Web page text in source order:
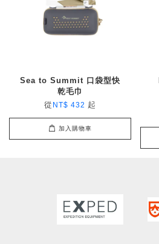
Sea to Summit 口袋型快
乾毛巾
從 NT$ 432 起
加入購物車